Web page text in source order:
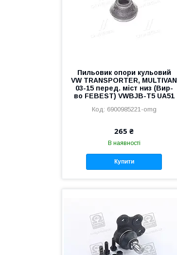
Пильовик опори кульовий
VW TRANSPORTER, MULTIVAN
03-15 перед. міст низ (Вир-
во FEBEST) VWBJB-T5 UA51
6900985221-omg
265 ₴
В наявності
Купити